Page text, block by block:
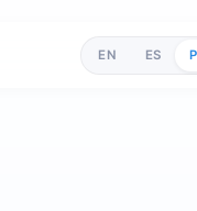
EN ES